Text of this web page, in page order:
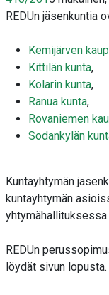
REDUn jäsenkuntia
Kemijärven
Kittilän kunta,
Kolarin kunta,
Ranua kunta,
Rovaniemen
Sodankylän
Kuntayhtymän
kuntayhtymän
yhtymähallituksessa.
REDUn
löydät sivun lopusta.